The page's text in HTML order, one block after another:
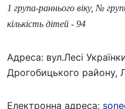
1 група-раннього віку, №
кількість дітей - 94
Адреса: вул.Лесі
Дрогобицького району,
Електронна адреса: